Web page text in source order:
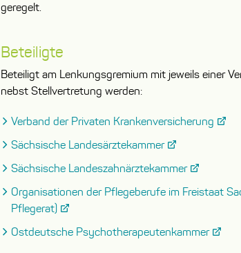
geregelt.
Beteiligte
Beteiligt am Lenkungsgremium mit jeweils einer
nebst Stellvertretung werden:
Verband der Privaten Krankenversicherung
Sächsische Landesärztekammer
Sächsische Landeszahnärztekammer
Organisationen der Pflegeberufe im Freistaat
Pflegerat)
Ostdeutsche Psychotherapeutenkammer